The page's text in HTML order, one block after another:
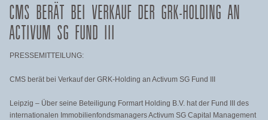
CMS BERÄT BEI VERKAUF DER GRK-HOLDING AN
ACTIVUM SG FUND III
PRESSEMITTEILUNG:
CMS berät bei Verkauf der GRK-Holding an Activum SG Fund III
Leipzig – Über seine Beteiligung Formart Holding B.V. hat der Fund III des
internationalen Immobilienfondsmanagers Activum SG Capital Management